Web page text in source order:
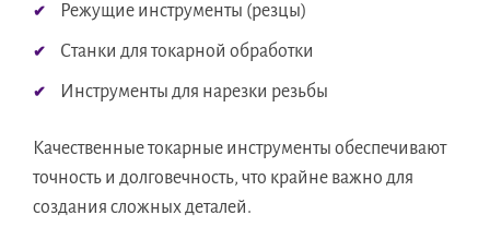
Режущие инструменты (резцы)
Станки для токарной обработки
Инструменты для нарезки резьбы
Качественные токарные инструменты обеспечивают
точность и долговечность, что крайне важно для
создания сложных деталей.